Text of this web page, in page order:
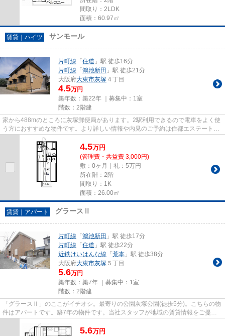
間取り：2LDK
面積：60.97㎡
賃貸｜ハイツ サンモール
片町線 「 住道 」駅 徒歩16分
片町線 「 鴻池新田 」駅 徒歩21分
大阪府大東市灰塚 ４丁目
4.5万円
築年数：築22年 ｜募集中： 1室
階数：2階建
家から488mのところに灰塚郵便局があります。2駅利用できるので電車をよく使
う方におすすめな物件です。より詳しい情報や内見のご予約は住都エステートま
でご連絡ください。大東市を中...
4.5万円
(管理費・共益費 3,000円)
敷：0ヶ月｜礼：5万円
所在階：2階
間取り：1K
面積：26.00㎡
賃貸｜アパート グラースⅡ
片町線 「 鴻池新田 」駅 徒歩17分
片町線 「 住道 」駅 徒歩22分
近鉄けいはんな線 「 荒本 」駅 徒歩38分
大阪府大東市灰塚 ５丁目
5.6万円
築年数：築7年 ｜募集中： 1室
階数：2階建
「グラースⅡ」のここがイチオシ。最寄りの公園灰塚公園(徒歩5分)。こちらの物
件はアパートです。築7年の物件です。当社スタッフが地域の賃貸情報をご提供
5.6万円